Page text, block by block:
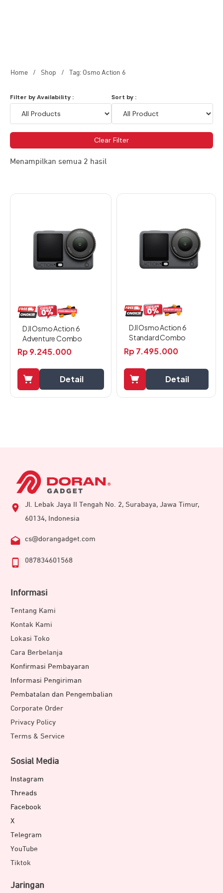
Home / Shop / Tag: Osmo Action 6
Filter by Availability : Sort by :
Clear Filter
Menampilkan semua 2 hasil
DJI Osmo Action 6
Adventure Combo
Rp9.245.000
Detail
DJI Osmo Action 6
Standard Combo
Rp7.495.000
Detail
Jl. Lebak Jaya II Tengah No. 2, Surabaya, Jawa Timur,
60134, Indonesia
cs@dorangadget.com
087834601568
Informasi
Tentang Kami
Kontak Kami
Lokasi Toko
Cara Berbelanja
Konfirmasi Pembayaran
Informasi Pengiriman
Pembatalan dan Pengembalian
Corporate Order
Privacy Policy
Terms & Service
Sosial Media
Instagram
Threads
Facebook
X
Telegram
YouTube
Tiktok
Jaringan